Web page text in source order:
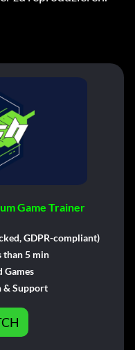
Game Trainer
GDPR-compliant)
than 5 min
Games
& Support